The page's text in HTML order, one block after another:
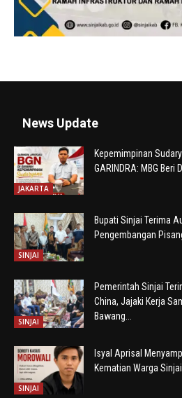
News Update
JAKARTA
Kepemimpinan
GARINDRA: MBG Beri
SINJAI
Bupati Sinjai Terima
Pengembangan
SINJAI
Pemerintah Sinjai
China, Jajaki Kerja
Bawang...
SINJAI
Isyal Aprisal
Kematian Warga